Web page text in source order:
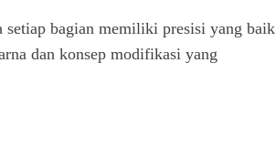
setiap bagian memiliki presisi yang baik
dan konsep modifikasi yang